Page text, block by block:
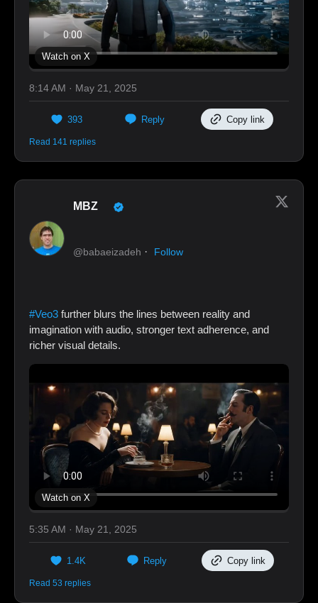
Watch on X
8:14 AM · May 21, 2025
393 Reply Copy link
Read 141 replies
MBZ
@babaeizadeh · Follow
#Veo3 further blurs the lines between reality and
imagination with audio, stronger text adherence, and
richer visual details.
Watch on X
5:35 AM · May 21, 2025
1.4K Reply Copy link
Read 53 replies